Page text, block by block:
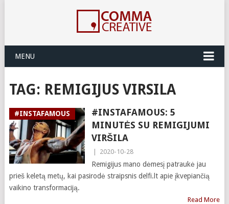
MENU
TAG: REMIGIJUS VIRSILA
#INSTAFAMOUS
#INSTAFAMOUS: 5
MINUTĖS SU REMIGIJUMI
VIRŠILA
2020-10-28
Remigijus mano dėmesį patraukė jau
prieš keletą metų, kai pasirodė straipsnis delfi.lt apie įkvepiančią
vaikino transformaciją.
Read More